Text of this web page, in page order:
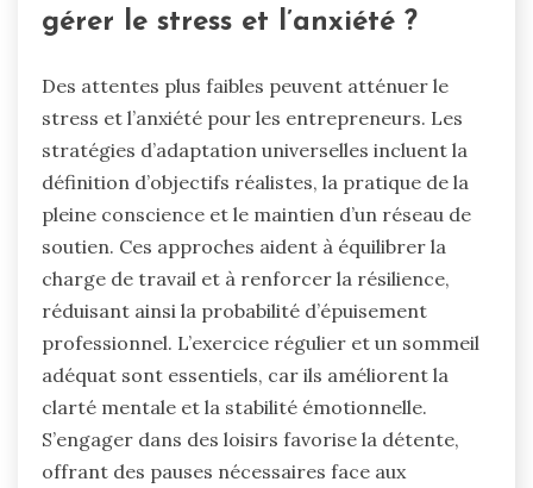
gérer le stress et l’anxiété ?
Des attentes plus faibles peuvent atténuer le
stress et l’anxiété pour les entrepreneurs. Les
stratégies d’adaptation universelles incluent la
définition d’objectifs réalistes, la pratique de la
pleine conscience et le maintien d’un réseau de
soutien. Ces approches aident à équilibrer la
charge de travail et à renforcer la résilience,
réduisant ainsi la probabilité d’épuisement
professionnel. L’exercice régulier et un sommeil
adéquat sont essentiels, car ils améliorent la
clarté mentale et la stabilité émotionnelle.
S’engager dans des loisirs favorise la détente,
offrant des pauses nécessaires face aux